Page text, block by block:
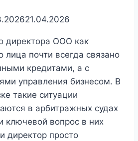
21.04.2026
директора ООО как
лица почти всегда связано
кредитами, а с
управления бизнесом. В
такие ситуации
в арбитражных судах
ключевой вопрос в них
директор просто